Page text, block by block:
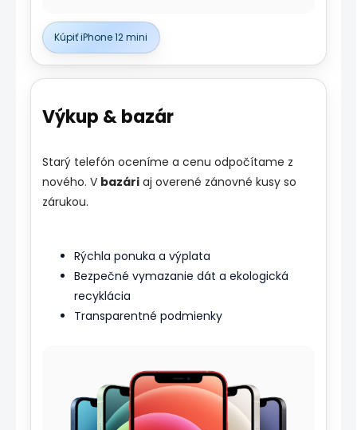
Kúpiť iPhone 12 mini
Výkup & bazár
Starý telefón oceníme a cenu odpočítame z
nového. V bazáriaj overené zánovné kusy so
zárukou.
Rýchla ponuka a výplata
Bezpečné vymazanie dát a ekologická
recyklácia
Transparentné podmienky